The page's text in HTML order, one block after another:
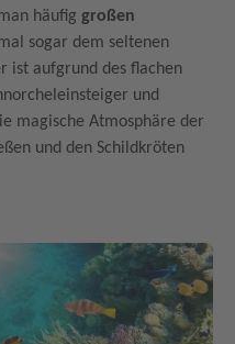
häufig großen
sogar dem seltenen
ist aufgrund des flachen
und
magische Atmosphäre der
und den Schildkröten